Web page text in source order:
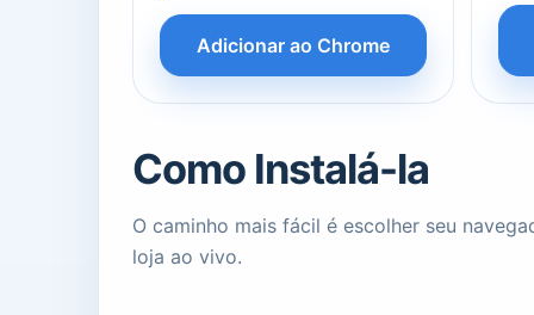
Adicionar ao Chrome
Como Instalá-la
O caminho mais fácil é escolher seu
loja ao vivo.